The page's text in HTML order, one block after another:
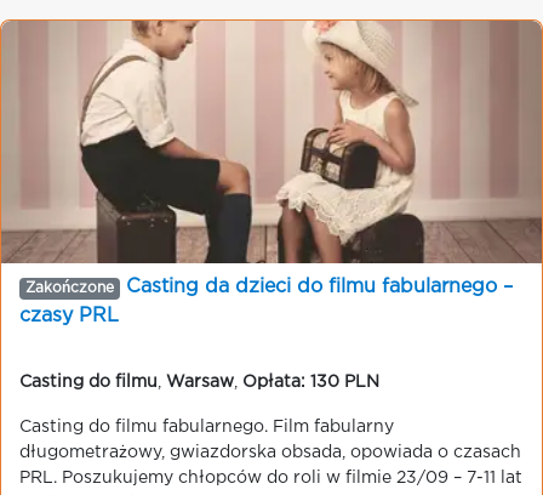
Zakończone
Casting da dzieci do filmu fabularnego –
czasy PRL
Casting do filmu Warsaw Opłata: 130 PLN
Casting do filmu fabularnego. Film fabularny
długometrażowy, gwiazdorska obsada, opowiada o czasach
PRL. Poszukujemy chłopców do roli w filmie 23/09 – 7-11 lat